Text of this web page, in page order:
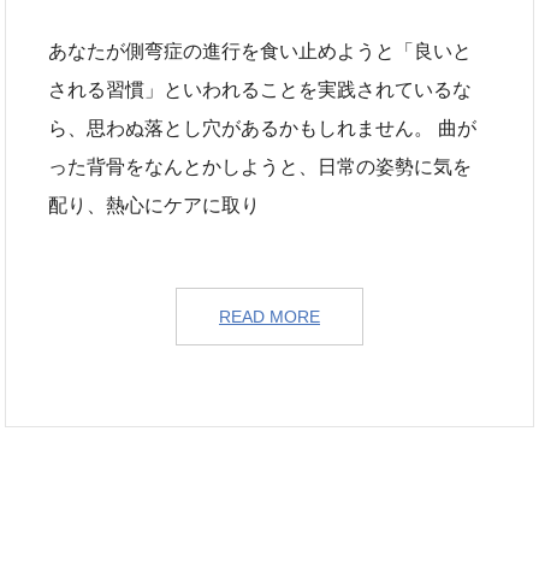
あなたが側弯症の進行を食い止めようと「良いと
される習慣」といわれることを実践されているな
ら、思わぬ落とし穴があるかもしれません。 曲が
った背骨をなんとかしようと、日常の姿勢に気を
配り、熱心にケアに取り
READ MORE